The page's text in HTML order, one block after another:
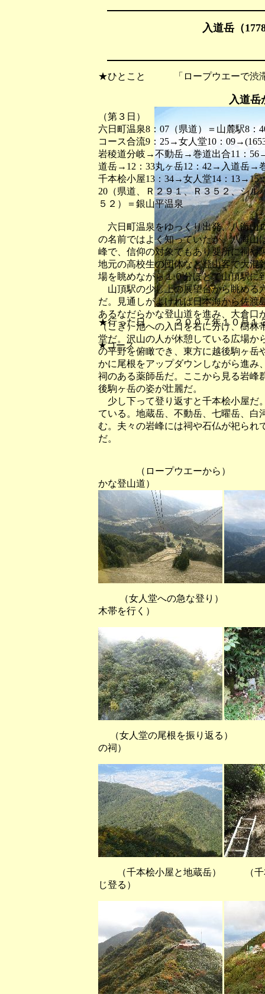
入道岳（
★ひとこと 「ロープウエーで渋滞
入道岳
★行った日 ２００７年１０月
★コース
（第３日）
六日町温泉8：07（県道）＝山麓駅8
コース合流9：25→女人堂10：
岩稜道分岐→不動岳→巻道出合11：
道岳→12：33丸ヶ岳12：42→入道岳→
千本桧小屋13：34→女人堂14：13→15
20（県道、Ｒ２９１、Ｒ３５２、シ
５２）＝銀山平温泉
六日町温泉をゆっくり出発、八海山
の名前ではよく知っていたが、八海山
峰で、信仰の対象でもあり要所に祠や
地元の高校生の団体など登山客で大混
場を眺めながら１０分ほどで山頂駅に
山頂駅の少し上の展望台から眺める
だ。見通しがよければ日本海から佐渡
あるなだらかな登山道を進み、大倉口
（こぎ）池への入口を右に分け、樹
堂だ。沢山の人が休憩している広場か
の平野を俯瞰でき、東方に越後駒ヶ岳
かに尾根をアップダウンしながら進み
祠のある薬師岳だ。ここから見る岩峰
後駒ヶ岳の姿が壮麗だ。
少し下って登り返すと千本桧小屋だ
ている。地蔵岳、不動岳、七曜岳、白
む。夫々の岩峰には祠や石仏が祀られ
だ。
（ロープウエーから）
かな登山道）
（女人堂への急な登り）
木帯を行く）
（女人堂の尾根を振り返
の祠）
（千本桧小屋と地蔵岳） （千本
じ登る）